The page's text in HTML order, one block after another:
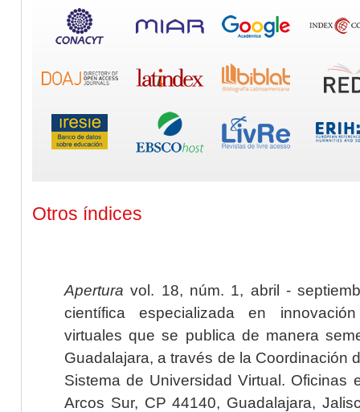
Otros índices
Apertura vol. 18, núm. 1, abril -
científica especializada en
virtuales que se publica de manera
Guadalajara, a través de la Coordinación
Sistema de Universidad Virtual. Oficinas
Arcos Sur, CP 44140, Guadalajara,